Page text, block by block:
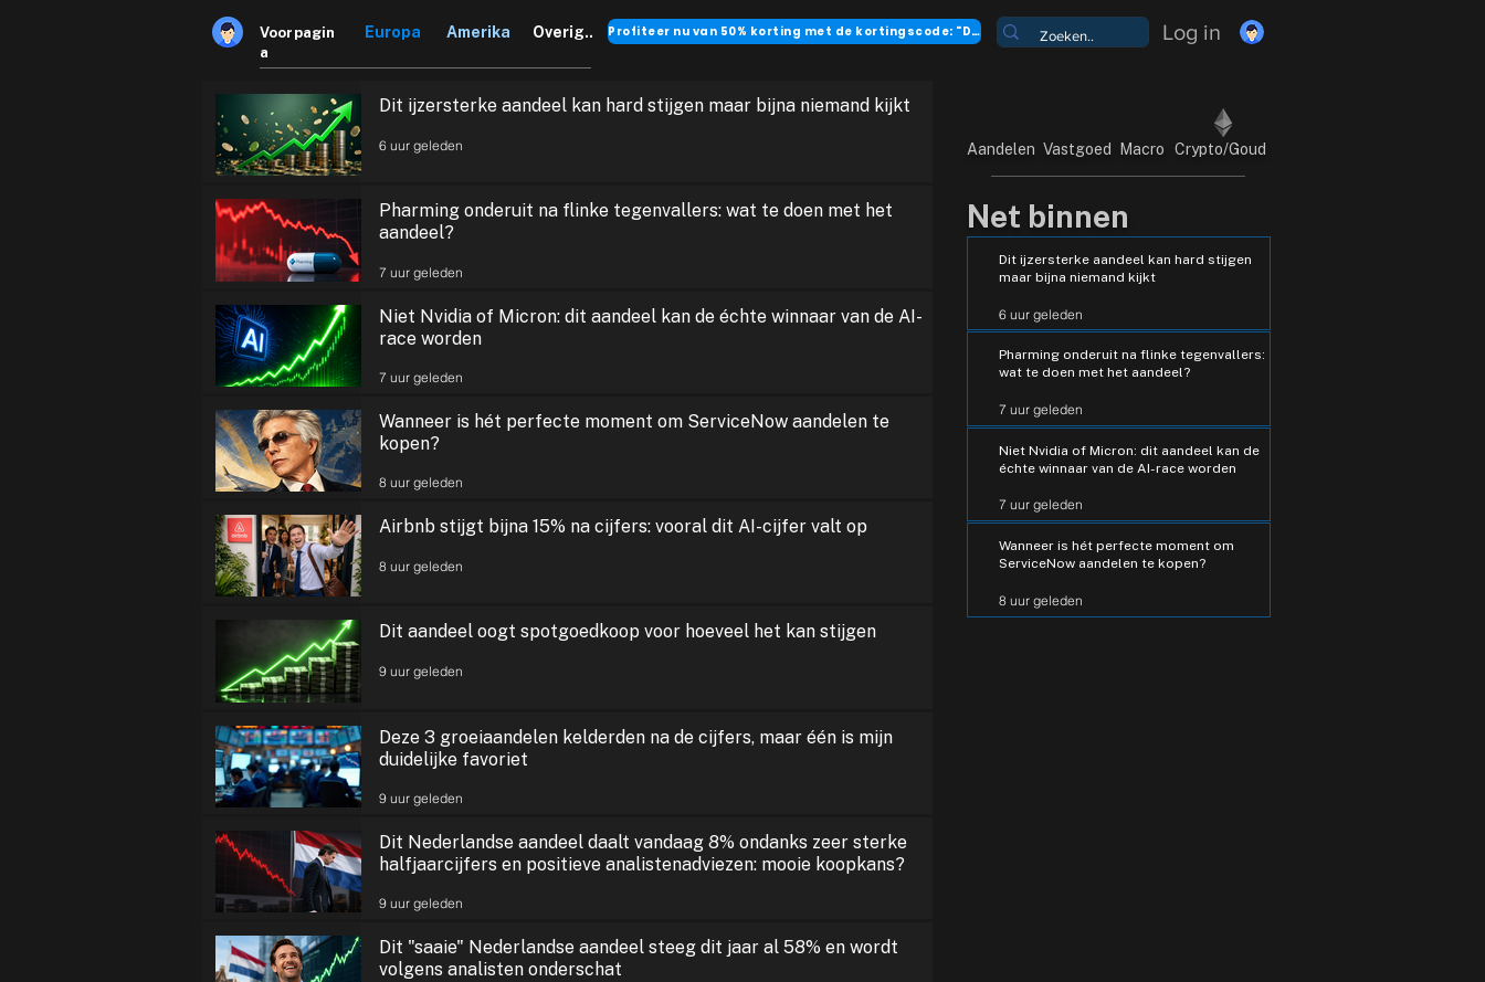
Voorpagin
a
Europa Amerika Overig.. Profiteer nu van 50% korting met de kortingscode: "DANK" Log in
Dit ijzersterke aandeel kan hard stijgen maar bijna niemand kijkt
6 uur geleden
Pharming onderuit na flinke tegenvallers: wat te doen met het
aandeel?
7 uur geleden
Niet Nvidia of Micron: dit aandeel kan de échte winnaar van de AI-
race worden
7 uur geleden
Wanneer is hét perfecte moment om ServiceNow aandelen te
kopen?
8 uur geleden
Airbnb stijgt bijna 15% na cijfers: vooral dit AI-cijfer valt op
8 uur geleden
Dit aandeel oogt spotgoedkoop voor hoeveel het kan stijgen
9 uur geleden
Deze 3 groeiaandelen kelderden na de cijfers, maar één is mijn
duidelijke favoriet
9 uur geleden
Dit Nederlandse aandeel daalt vandaag 8% ondanks zeer sterke
halfjaarcijfers en positieve analistenadviezen: mooie koopkans?
9 uur geleden
Dit "saaie" Nederlandse aandeel steeg dit jaar al 58% en wordt
volgens analisten onderschat
Aandelen Vastgoed Macro Crypto/Goud
Net binnen
Dit ijzersterke aandeel kan hard stijgen
maar bijna niemand kijkt
6 uur geleden
Pharming onderuit na flinke tegenvallers:
wat te doen met het aandeel?
7 uur geleden
Niet Nvidia of Micron: dit aandeel kan de
échte winnaar van de AI-race worden
7 uur geleden
Wanneer is hét perfecte moment om
ServiceNow aandelen te kopen?
8 uur geleden